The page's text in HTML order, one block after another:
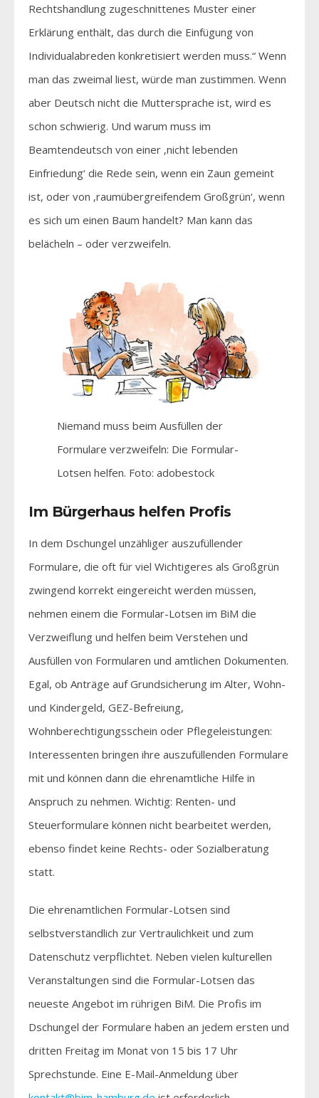
Rechtshandlung zugeschnittenes Muster einer
Erklärung enthält, das durch die Einfügung von
Individualabreden konkretisiert werden muss.“ Wenn
man das zweimal liest, würde man zustimmen. Wenn
aber Deutsch nicht die Muttersprache ist, wird es
schon schwierig. Und warum muss im
Beamtendeutsch von einer ‚nicht lebenden
Einfriedung‘ die Rede sein, wenn ein Zaun gemeint
ist, oder von ‚raumübergreifendem Großgrün‘, wenn
es sich um einen Baum handelt? Man kann das
belächeln – oder verzweifeln.
Niemand muss beim Ausfüllen der
Formulare verzweifeln: Die Formular-
Lotsen helfen. Foto: adobestock
Im Bürgerhaus helfen Profis
In dem Dschungel unzähliger auszufüllender
Formulare, die oft für viel Wichtigeres als Großgrün
zwingend korrekt eingereicht werden müssen,
nehmen einem die Formular-Lotsen im BiM die
Verzweiflung und helfen beim Verstehen und
Ausfüllen von Formularen und amtlichen Dokumenten.
Egal, ob Anträge auf Grundsicherung im Alter, Wohn-
und Kindergeld, GEZ-Befreiung,
Wohnberechtigungsschein oder Pflegeleistungen:
Interessenten bringen ihre auszufüllenden Formulare
mit und können dann die ehrenamtliche Hilfe in
Anspruch zu nehmen. Wichtig: Renten- und
Steuerformulare können nicht bearbeitet werden,
ebenso findet keine Rechts- oder Sozialberatung
statt.
Die ehrenamtlichen Formular-Lotsen sind
selbstverständlich zur Vertraulichkeit und zum
Datenschutz verpflichtet. Neben vielen kulturellen
Veranstaltungen sind die Formular-Lotsen das
neueste Angebot im rührigen BiM. Die Profis im
Dschungel der Formulare haben an jedem ersten und
dritten Freitag im Monat von 15 bis 17 Uhr
Sprechstunde. Eine E-Mail-Anmeldung über